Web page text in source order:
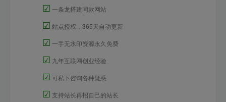
☑ 一条龙搭建同款网站
☑ 站点授权，365天自动更新
☑ 一手无水印资源永久免费
☑ 九年互联网创业经验
☑ 可私下咨询各种疑惑
☑ 支持站长再招自己的站长